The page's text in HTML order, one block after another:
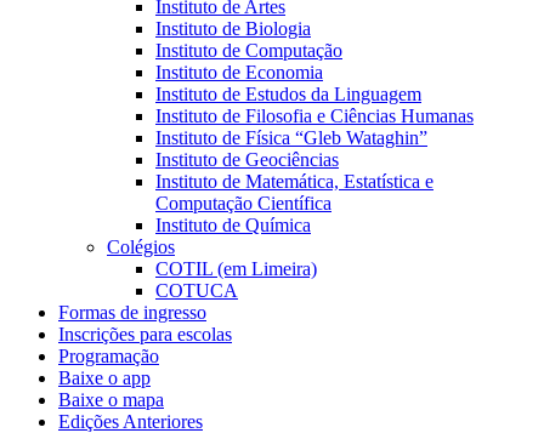
Instituto de Artes
Instituto de Biologia
Instituto de Computação
Instituto de Economia
Instituto de Estudos da Linguagem
Instituto de Filosofia e Ciências Humanas
Instituto de Física “Gleb Wataghin”
Instituto de Geociências
Instituto de Matemática, Estatística e
Computação Científica
Instituto de Química
Colégios
COTIL (em Limeira)
COTUCA
Formas de ingresso
Inscrições para escolas
Programação
Baixe o app
Baixe o mapa
Edições Anteriores